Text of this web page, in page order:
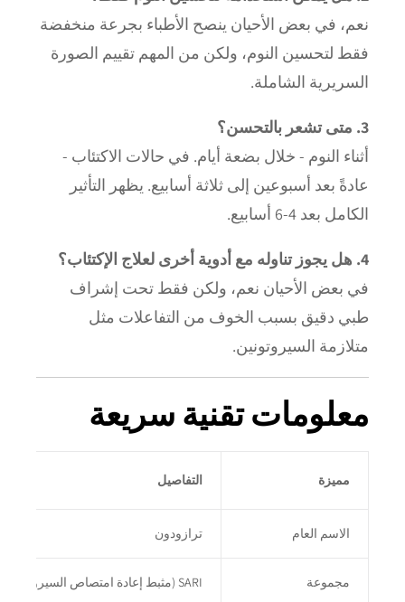
نعم، في بعض الأحيان ينصح الأطباء بجرعة منخفضة
فقط لتحسين النوم، ولكن من المهم تقييم الصورة
السريرية الشاملة.
أثناء النوم - خلال بضعة أيام. في حالات الاكتئاب -
عادةً بعد أسبوعين إلى ثلاثة أسابيع. يظهر التأثير
الكامل بعد 4-6 أسابيع.
في بعض الأحيان نعم، ولكن فقط تحت إشراف
طبي دقيق بسبب الخوف من التفاعلات مثل
متلازمة السيروتونين.
معلومات تقنية سريعة
مميزة التفاصيل
الاسم العام ترازودون
مجموعة SARI (مثبط إعادة امتصاص السيروتونين + مضادات السيروتونين)